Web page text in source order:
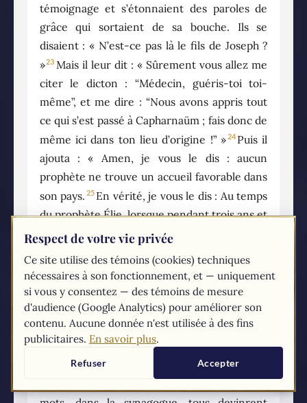
témoignage et s’étonnaient des paroles de
grâce qui sortaient de sa bouche. Ils se
disaient : « N’est-ce pas là le fils de Joseph ?
»23 Mais il leur dit : « Sûrement vous allez me
citer le dicton : “Médecin, guéris-toi toi-
même”, et me dire : “Nous avons appris tout
ce qui s’est passé à Capharnaüm ; fais donc de
même ici dans ton lieu d’origine !” »24 Puis il
ajouta : « Amen, je vous le dis : aucun
prophète ne trouve un accueil favorable dans
son pays. 25 En vérité, je vous le dis : Au temps
du prophète Élie, lorsque pendant trois ans et
demi le ciel retint la pluie, et qu’une grande
beaucoup de veuves en Israël ;26
pourtant Élie
ne fut envoyé vers aucune d’entre elles, mais
bien dans la ville de Sarepta, au pays de
Sidon, chez une veuve étrangère.27Au temps
du prophète Élisée, il y avait beaucoup de
lépreux en Israël ; et aucun d’eux n’a été
28
Respect de votre vie privée
Ce site utilise des témoins (cookies) techniques
nécessaires à son fonctionnement, et — uniquement
si vous y consentez — des témoins de mesure
d'audience (Google Analytics) pour améliorer son
contenu. Aucune donnée n'est utilisée à des fins
publicitaires. En savoir plus.
Refuser Accepter